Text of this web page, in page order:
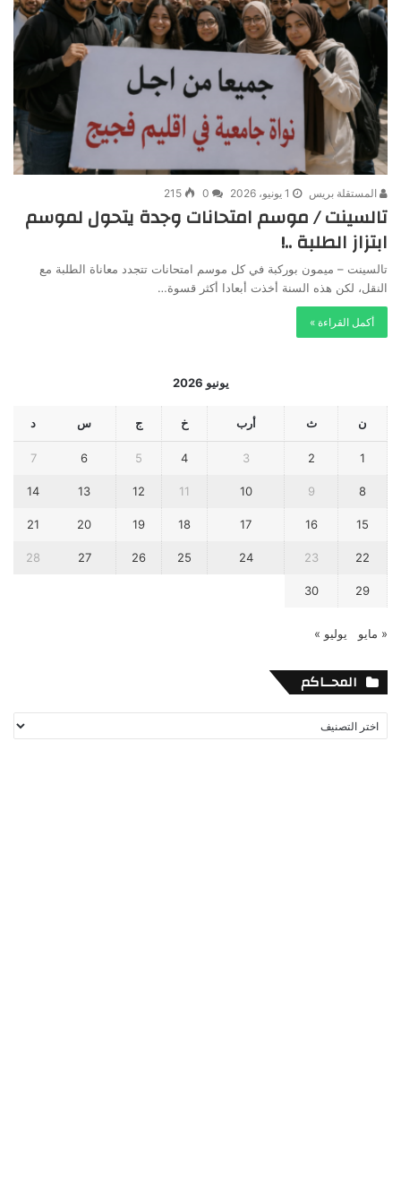
المستقلة بريس 1 يونيو، 2026 0
215
تالسينت / موسم امتحانات وجدة يتحول لموسم
ابتزاز الطلبة ..!
تالسينت – ميمون بوركبة في كل موسم امتحانات تتجدد معاناة الطلبة مع
النقل، لكن هذه السنة أخذت أبعادا أكثر قسوة…
أكمل القراءة »
يونيو 2026
ن ث أرب خ ج س د
1
2
3
4
5
6
7
8
9
10
11
12
13
14
15
16
17
18
19
20
21
22
23
24
25
26
27
28
29
30
« مايو يوليو »
المحــاكم
المحــاكم